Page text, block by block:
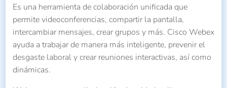
Es una herramienta de colaboración unificada que
permite videoconferencias, compartir la pantalla,
intercambiar mensajes, crear grupos y más. Cisco Webex
ayuda a trabajar de manera más inteligente, prevenir el
desgaste laboral y crear reuniones interactivas, así como
dinámicas.